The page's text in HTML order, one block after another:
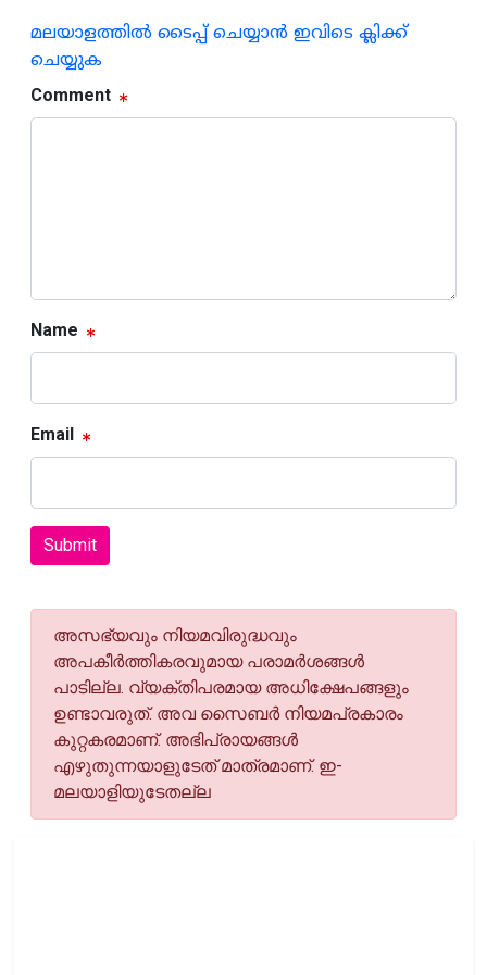
മലയാളത്തില്‍ ടൈപ്പ് ചെയ്യാന്‍ ഇവിടെ ക്ലിക്ക്
ചെയ്യുക
Comment
Name
Email
Submit
അസഭ്യവും നിയമവിരുദ്ധവും
അപകീര്‍ത്തികരവുമായ പരാമര്‍ശങ്ങള്‍
പാടില്ല. വ്യക്തിപരമായ അധിക്ഷേപങ്ങളും
ഉണ്ടാവരുത്. അവ സൈബര്‍ നിയമപ്രകാരം
കുറ്റകരമാണ്. അഭിപ്രായങ്ങള്‍
എഴുതുന്നയാളുടേത് മാത്രമാണ്. ഇ-
മലയാളിയുടേതല്ല